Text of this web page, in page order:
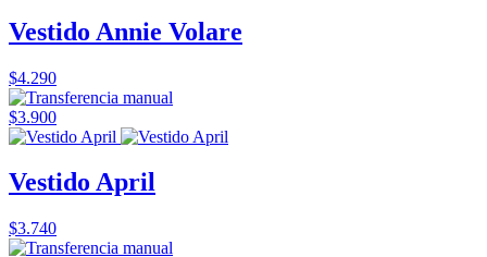
Vestido Annie Volare
$4.290
$3.900
Vestido April
$3.740